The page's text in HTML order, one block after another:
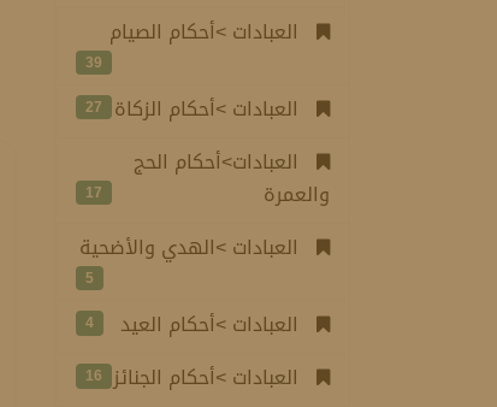
العبادات >أحكام الصيام
39
العبادات >أحكام الزكاة 27
العبادات>أحكام الحج
والعمرة
17
العبادات >الهدي والأضحية
5
العبادات >أحكام العيد 4
العبادات >أحكام الجنائز 16